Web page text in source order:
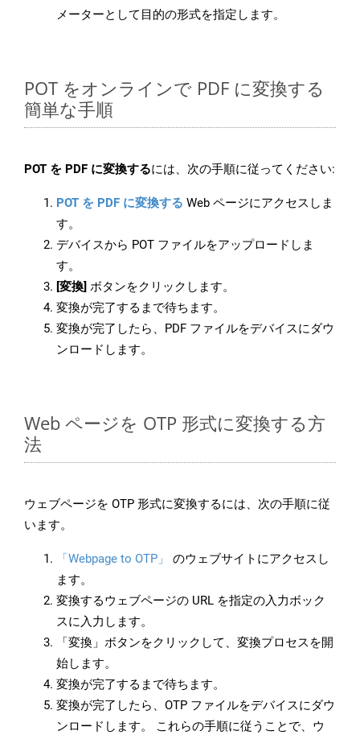
メーターとして目的の形式を指定します。
POT をオンラインで PDF に変換する
簡単な手順
POT を PDF に変換するには、次の手順に従ってください:
POT を PDF に変換する Web ページにアクセスしま
す。
デバイスから POT ファイルをアップロードしま
す。
[変換] ボタンをクリックします。
変換が完了するまで待ちます。
変換が完了したら、PDF ファイルをデバイスにダウ
ンロードします。
Web ページを OTP 形式に変換する方
法
ウェブページを OTP 形式に変換するには、次の手順に従
います。
「Webpage to OTP」
のウェブサイトにアクセスし
ます。
変換するウェブページの URL を指定の入力ボック
スに入力します。
「変換」ボタンをクリックして、変換プロセスを開
始します。
変換が完了するまで待ちます。
変換が完了したら、OTP ファイルをデバイスにダウ
ンロードします。 これらの手順に従うことで、ウ